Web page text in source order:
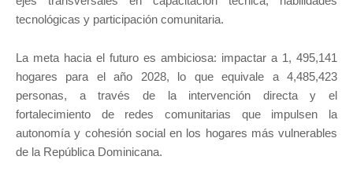
tecnológicas y participación comunitaria.
La meta hacia el futuro es ambiciosa: impactar a 1, 495,141
hogares para el año 2028, lo que equivale a 4,485,423
personas, a través de la intervención directa y el
fortalecimiento de redes comunitarias que impulsen la
autonomía y cohesión social en los hogares más vulnerables
de la República Dominicana.